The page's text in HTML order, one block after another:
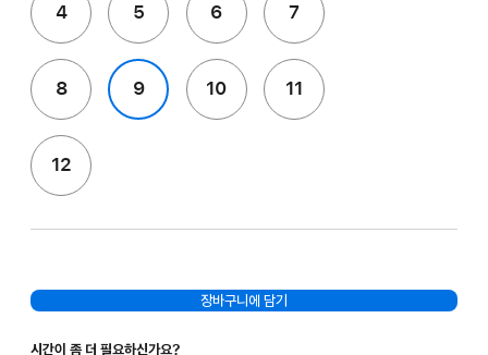
4 5 6 7
8 9 10 11
12
장바구니에 담기
시간이 좀 더 필요하신가요?